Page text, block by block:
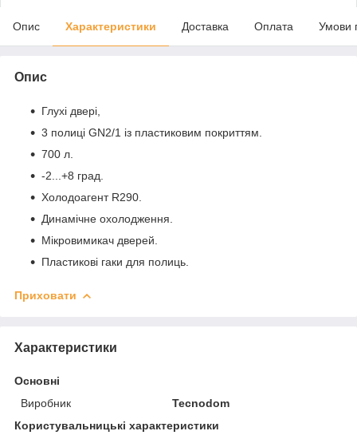
Опис Характеристики Доставка Оплата Умови
Опис
Глухі двері,
3 полиці GN2/1 із пластиковим покриттям.
700 л.
-2...+8 град.
Холодоагент R290.
Динамічне охолодження.
Мікровимикач дверей.
Пластикові гаки для полиць.
Приховати
Характеристики
Основні
Виробник
Tecnodom
Користувальницькі характеристики